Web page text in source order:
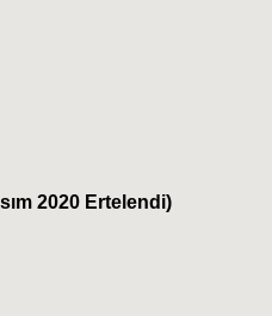
2020 Ertelendi)